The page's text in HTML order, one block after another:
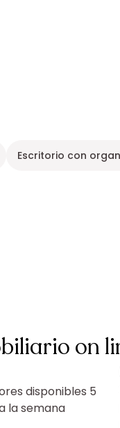
Escritorio con
on
disponibles 5
la semana